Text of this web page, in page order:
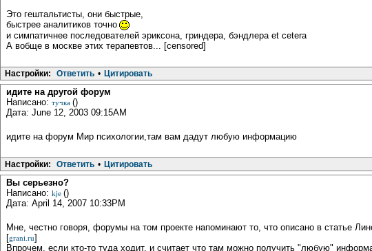
Это гештальтисты, они быстрые,
быстрее аналитиков точно
и симпатичнее последователей эриксона, гриндера, бэндлера et cetera
А вобще в москве этих терапевтов... [censored]
Настройки: Ответить • Цитировать
идите на другой форум
Написано: тучка ()
Дата: June 12, 2003 09:15AM
идите на форум Мир психологии,там вам дадут любую информацию
Настройки: Ответить • Цитировать
Вы серьезно?
Написано: kje ()
Дата: April 14, 2007 10:33PM
Мне, честно говоря, форумы на том проекте напоминают то, что описано в статье
[grani.ru]
Впрочем, если кто-то туда ходит, и считает что там можно получить "любую"